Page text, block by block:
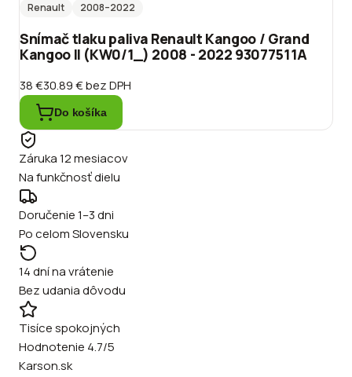
Renault
2008–2022
Snímač tlaku paliva Renault Kangoo / Grand
Kangoo II (KW0/1_) 2008 - 2022 93077511A
38 €30.89 €bez DPH
Do košíka
Záruka 12 mesiacov
Na funkčnosť dielu
Doručenie 1–3 dni
Po celom Slovensku
14 dní na vrátenie
Bez udania dôvodu
Tisíce spokojných
Hodnotenie 4.7/5
Karson.sk